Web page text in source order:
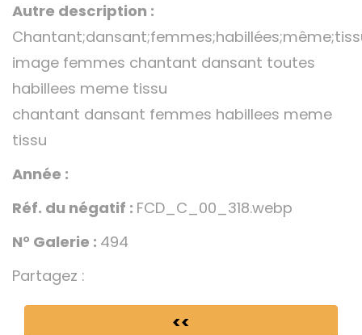
Autre description :
image femmes chantant dansant toutes
habillees meme tissu
chantant dansant femmes habillees meme
tissu
Année :
Réf. du négatif : FCD_C_00_318.webp
N° Galerie : 494
Partagez :
<<